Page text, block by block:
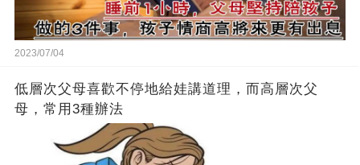
2023/07/04
低層次父母喜歡不停地給娃講道理，而高層次父
母，常用3種辦法